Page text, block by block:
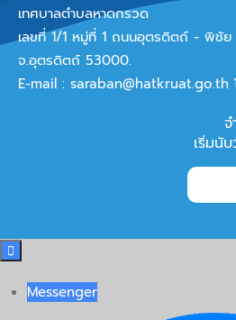
เทศบาลตำบลหาดกรวด
เลขที่ 1/1 หมู่ที่ 1 ถนนอุตรดิตถ์ - พิชัย
จ.อุตรดิตถ์ 53000.
E-mail : saraban@hatkruat.go.th
จ
เริ่มนั

Messenger